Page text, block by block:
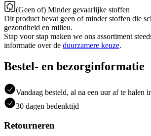
(Geen of) Minder gevaarlijke stoffen
Dit product bevat geen of minder stoffen die
gezondheid en milieu.
Stap voor stap maken we ons assortiment
informatie over de duurzamere keuze.
Bestel- en bezorginformatie
Vandaag besteld, al na een uur af te halen
30 dagen bedenktijd
Retourneren